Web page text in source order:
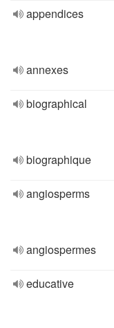
appendices
annexes
biographical
biographique
angiosperms
angiospermes
educative